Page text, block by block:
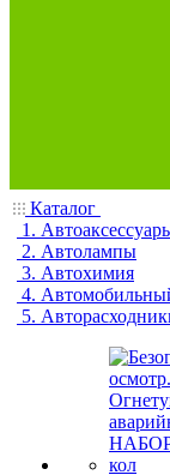
Каталог
1.
2. Автолампы
3. Автохимия
4.
5.